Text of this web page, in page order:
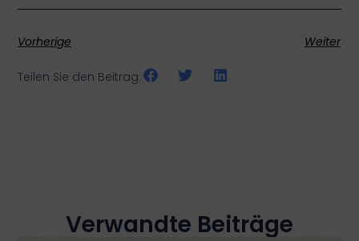
Vorherige Weiter
Teilen Sie den Beitrag:
Verwandte Beiträge